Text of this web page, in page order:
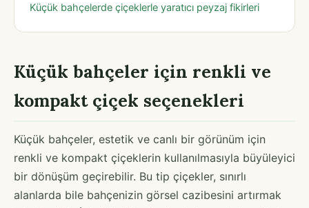
Küçük bahçelerde çiçeklerle yaratıcı peyzaj fikirleri
Küçük bahçeler için renkli ve
kompakt çiçek seçenekleri
Küçük bahçeler, estetik ve canlı bir görünüm için
renkli ve kompakt çiçeklerin kullanılmasıyla büyüleyici
bir dönüşüm geçirebilir. Bu tip çiçekler, sınırlı
alanlarda bile bahçenizin görsel cazibesini artırmak